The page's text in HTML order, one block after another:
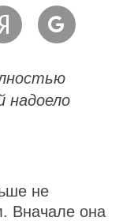
надоело
не
Вначале она